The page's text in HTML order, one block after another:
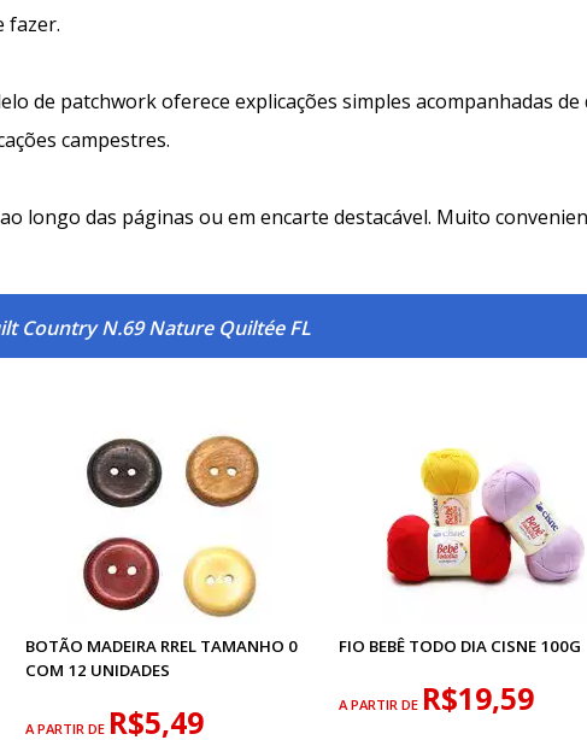
fazer.
de patchwork oferece explicações simples acompanhadas
campestres.
longo das páginas ou em encarte destacável. Muito
Country N.69 Nature Quiltée FL
BOTÃO MADEIRA RREL TAMANHO 0
COM 12 UNIDADES
A PARTIR DE R$5,49
FIO BEBÊ TODO DIA CISNE 100G
A PARTIR DE R$19,59